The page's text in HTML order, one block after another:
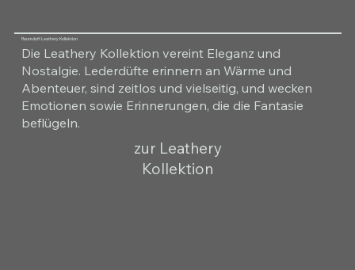
Raumduft Leathery Kollektion
Die Leathery Kollektion vereint Eleganz und
Nostalgie. Lederdüfte erinnern an Wärme und
Abenteuer, sind zeitlos und vielseitig, und wecken
Emotionen sowie Erinnerungen, die die Fantasie
beflügeln.
zur Leathery
Kollektion